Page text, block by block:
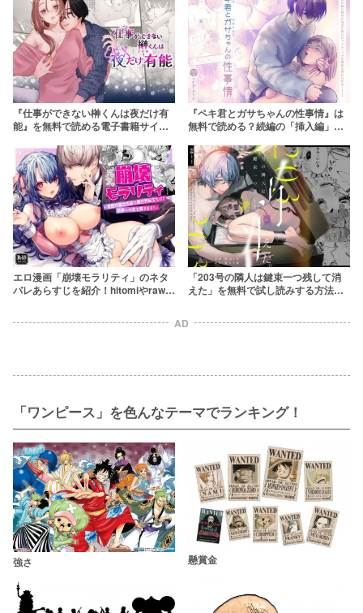
『仕事ができない榊くんは夜だけ有
能』を無料で読める電子書籍サイト
『ペキ君とガサちゃんの性事情』は
無料で読める？続編の「挿入編」と
【rawやhitomiは危険】
エロ漫画「崩壊モラリティ」のネタ
バレあらすじを紹介！hitomiやrawで
「203号の隣人は鍵束一つ残して消
えた」を無料で試し読みする方法
AD
「ワンピース」を色んなテーマでランキング！
強さ 懸賞金